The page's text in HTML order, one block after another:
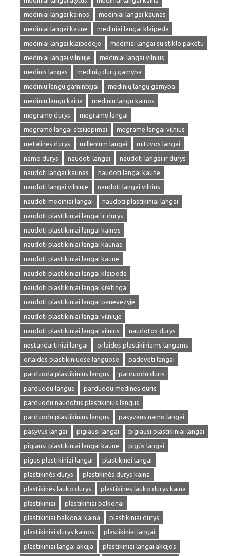
mediniai langai kainos
mediniai langai kaunas
mediniai langai kaune
mediniai langai klaipeda
mediniai langai klaipedoje
mediniai langai su stiklo paketu
mediniai langai vilniuje
mediniai langai vilnius
medinis langas
medinių durų gamyba
mediniu langu gamintojai
medinių langų gamyba
mediniu langu kaina
mediniu langu kainos
megrame durys
megrame langai
megrame langai atsiliepimai
megrame langai vilnius
metalines durys
millenium langai
mituvos langai
namo durys
naudoti langai
naudoti langai ir durys
naudoti langai kaunas
naudoti langai kaune
naudoti langai vilniuje
naudoti langai vilnius
naudoti mediniai langai
naudoti plastikiniai langai
naudoti plastikiniai langai ir durys
naudoti plastikiniai langai kainos
naudoti plastikiniai langai kaunas
naudoti plastikiniai langai kaune
naudoti plastikiniai langai klaipeda
naudoti plastikiniai langai kretinga
naudoti plastikiniai langai panevezyje
naudoti plastikiniai langai vilniuje
naudoti plastikiniai langai vilnius
naudotos durys
nestandartiniai langai
orlaides plastikiniams langams
orlaides plastikiniuose languose
padeveti langai
parduoda plastikinius langus
parduodu duris
parduodu langus
parduodu medines duris
parduodu naudotus plastikinius langus
parduodu plastikinius langus
pasyvaus namo langai
pasyvus langai
pigiausi langai
pigiausi plastikiniai langai
pigiausi plastikiniai langai kaune
pigūs langai
pigus plastikiniai langai
plastikinei langai
plastikinės durys
plastikinės durys kaina
plastikinės lauko durys
plastikines lauko durys kaina
plastikiniai
plastikiniai balkonai
plastikiniai balkonai kaina
plastikiniai durys
plastikiniai durys kainos
plastikiniai langai
plastikiniai langai akcija
plastikiniai langai akcijos